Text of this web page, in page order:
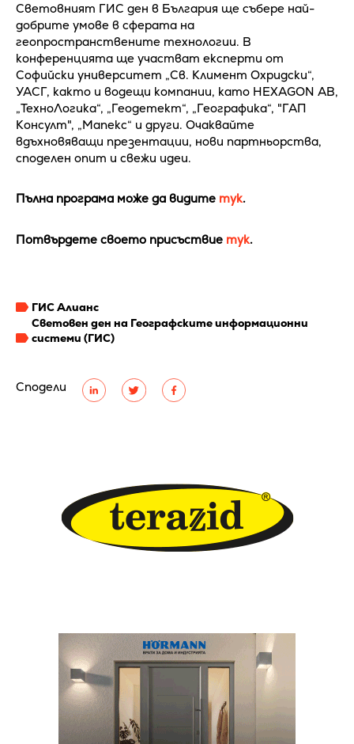
Сподели
Световният ГИС ден в България ще събере най-
добрите умове в сферата на
геопространствените технологии. В
конференцията ще участват експерти от
Софийски университет „Св. Климент Охридски“,
УАСГ, както и водещи компании, като HEXAGON AB,
„ТехноЛогика“, „Геодетект“, „Географика“, "ГАП
Консулт", „Мапекс“ и други. Очаквайте
вдъхновяващи презентации, нови партньорства,
споделен опит и свежи идеи.
Пълна програма може да видите тук.
Потвърдете своето присъствие тук.
ГИС Алианс
Световен ден на Географските информационни
системи (ГИС)